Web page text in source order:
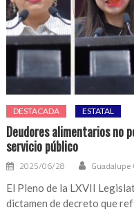
DESTACADA ESTATAL
Deudores alimentarios no
servicio público
2025/06/28 Guadalupe
El Pleno de la LXVII
dictamen de decreto que